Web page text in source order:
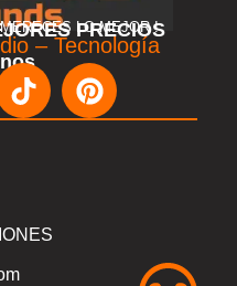
PRECIOS
LO MEJOR !
– Tecnología